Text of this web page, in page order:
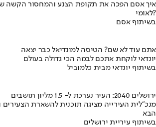
לאומי?
בשיתוף אסם
אתם עוד לא שם? הטיסה למונדיאל כבר יצאה
יונדאי לוקחת אתכם לבמה הכי גדולה בעולם
בשיתוף יונדאי מבית כלמוביל
ירושלים 2040: העיר נערכת ל- 1.5 מליון תושבים
מנכ"לית העירייה מציגה תוכנית להשארת הצעירים
הבא
בשיתוף עיריית ירושלים